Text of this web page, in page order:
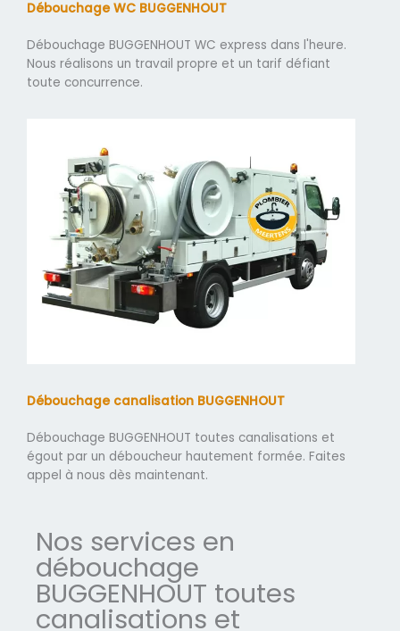
Débouchage WC BUGGENHOUT
Débouchage BUGGENHOUT WC express dans l'heure.
Nous réalisons un travail propre et un tarif défiant
toute concurrence.
Débouchage canalisation BUGGENHOUT
Débouchage BUGGENHOUT toutes canalisations et
égout par un déboucheur hautement formée. Faites
appel à nous dès maintenant.
Nos services en
débouchage
BUGGENHOUT toutes
canalisations et